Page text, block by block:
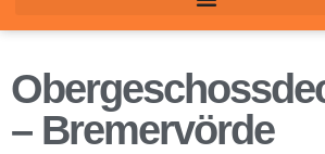
– Bremervörde